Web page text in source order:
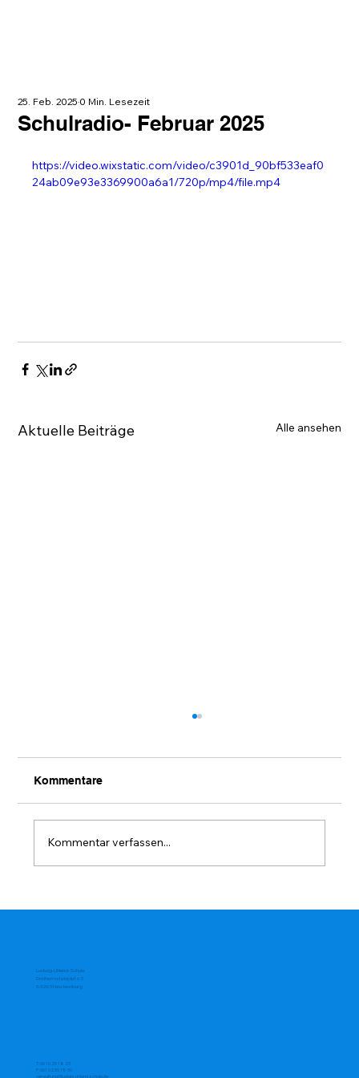
Schulradio- Februar 2025
25. Feb. 20250 Min. Lesezeit
https://video.wixstatic.com/video/c3901d_90bf533eaf0
24ab09e93e3369900a6a1/720p/mp4/file.mp4
Aktuelle Beiträge Alle ansehen
Die soziale Woche 4.-7. 2. 2025
Kommentare
Kommentar verfassen...
Ludwig-Uhland-Schule
Dreiherrnsteinplatz 3
63263 Neu-Isenburg
T:06 10 25 18 23
F: 061 02 59 78 50
verwaltung@ludwig-uhland-schule.de